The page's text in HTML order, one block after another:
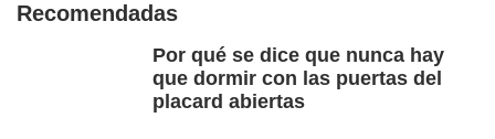
Recomendadas
Por qué se dice que nunca hay
que dormir con las puertas del
placard abiertas